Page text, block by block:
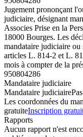
Jugement prononçant
judiciaire, désignant
Associes Prise en la
18000 Bourges. Les
mandataire judiciaire
articles L. 814-2 et L.
mois à compter de la
950804286
Mandataire judiciaire
Mandataire judiciaire
Les coordonnées du
gratuiteInscription
Rapports
Aucun rapport n'est